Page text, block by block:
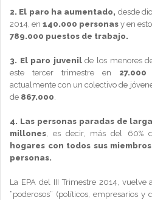
2. El paro ha aumentado, desde
2014, en 140.000 personas y en
789.000 puestos de trabajo.
3. El paro juvenilde los menores
este tercer trimestre en
actualmente con un colectivo de
de 867.000
4. Las personas paradas de
millones , es decir, más del 60%
hogares con todos sus
personas.
La EPA del III Trimestre 2014,
“poderosos” (políticos, empresarios y